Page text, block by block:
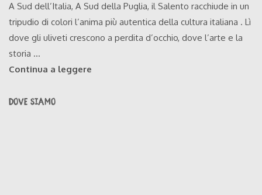
A Sud dell’Italia, A Sud della Puglia, il Salento racchiude in un
tripudio di colori l’anima più autentica della cultura italiana . Lì
dove gli uliveti crescono a perdita d’occhio, dove l’arte e la
storia ...
Continua a leggere
DOVE SIAMO